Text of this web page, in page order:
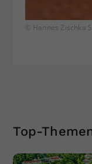
© Hannes Zischka
Top-